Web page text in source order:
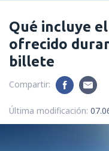
Qué incluye
ofrecido
billete
Compartir:
Última modificación: